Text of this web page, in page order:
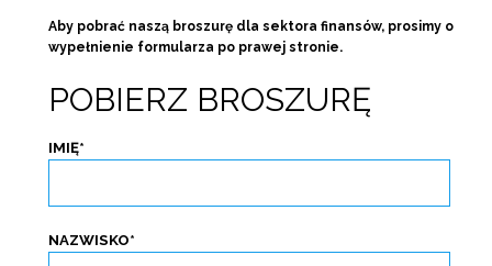
Aby pobrać naszą broszurę dla sektora finansów, prosimy o
wypełnienie formularza po prawej stronie.
POBIERZ BROSZURĘ
IMIĘ*
NAZWISKO*